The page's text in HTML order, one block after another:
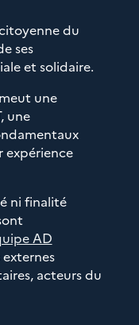
du
ses
et solidaire.
une
une
expérience
ni finalité
AD
acteurs du